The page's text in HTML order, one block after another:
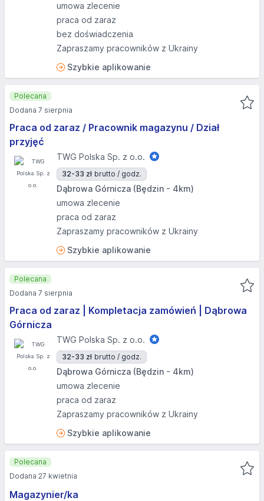
umowa zlecenie
praca od zaraz
bez doświadczenia
Zapraszamy pracowników z Ukrainy
Szybkie aplikowanie
Praca od zaraz / Pracownik magazynu / Dział
przyjęć
TWG Polska Sp. z o.o.
32-33 zł brutto / godz.
Dąbrowa Górnicza (Będzin - 4km)
umowa zlecenie
praca od zaraz
Zapraszamy pracowników z Ukrainy
Szybkie aplikowanie
Polecana
Dodana 7 sierpnia
Praca od zaraz | Kompletacja zamówień | Dąbrowa
Górnicza
TWG Polska Sp. z o.o.
32-33 zł brutto / godz.
Dąbrowa Górnicza (Będzin - 4km)
umowa zlecenie
praca od zaraz
Zapraszamy pracowników z Ukrainy
Szybkie aplikowanie
Polecana
Dodana 7 sierpnia
Magazynier/ka
Polecana
Dodana 27 kwietnia